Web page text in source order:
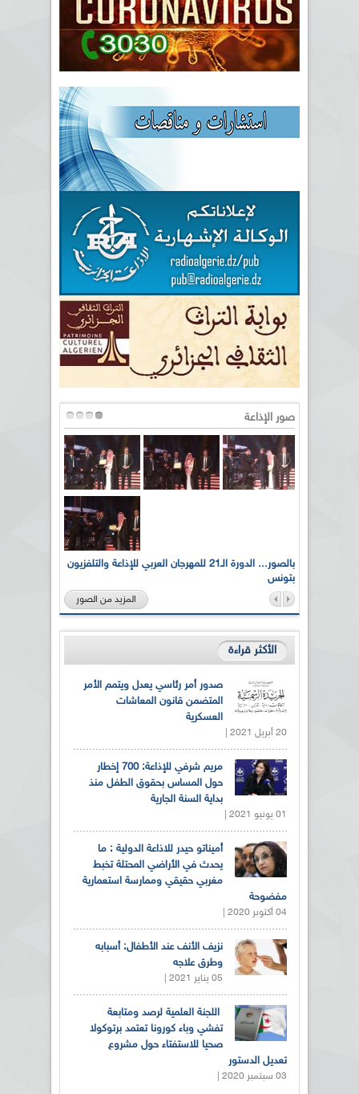
صور الإذاعة
بالصور... الدورة الـ21 للمهرجان العربي للإذاعة والتلفزيون
بتونس
المزيد من الصور
الأكثر قراءة
صدور أمر رئاسي يعدل ويتمم الأمر
المتضمن قانون المعاشات
العسكرية
20 أبريل 2021 |
مريم شرفي للإذاعة: 700 إخطار
حول المساس بحقوق الطفل منذ
بداية السنة الجارية
01 يونيو 2021 |
أميناتو حيدر للاذاعة الدولية : ما
يحدث في الأراضي المحتلة تخبط
مغربي حقيقي وممارسة استعمارية
مفضوحة
04 أكتوبر 2020 |
نزيف الأنف عند الأطفال: أسبابه
وطرق علاجه
05 يناير 2021 |
اللجنة العلمية لرصد ومتابعة
تفشي وباء كورونا تعتمد برتوكولا
صحيا للاستفتاء حول مشروع
تعديل الدستور
03 سبتمبر 2020 |